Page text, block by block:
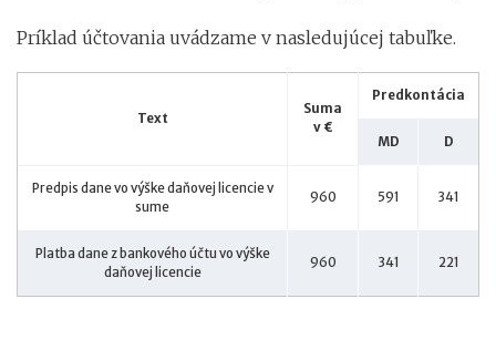
Príklad účtovania uvádzame v nasledujúcej tabuľke.
Text
Suma
v €
Predkontácia
MD D
Predpis dane vo výške daňovej licencie v
sume
960 591 341
Platba dane z bankového účtu vo výške
daňovej licencie
960 341 221